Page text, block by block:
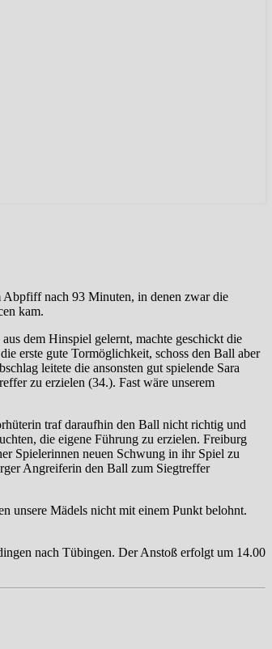
Abpfiff nach 93 Minuten, in denen zwar die
kam.
dem Hinspiel gelernt, machte geschickt die
erste gute Tormöglichkeit, schoss den Ball aber
leitete die ansonsten gut spielende Sara
zu erzielen (34.). Fast wäre unserem
traf daraufhin den Ball nicht richtig und
die eigene Führung zu erzielen. Freiburg
Spielerinnen neuen Schwung in ihr Spiel zu
Angreiferin den Ball zum Siegtreffer
unsere Mädels nicht mit einem Punkt belohnt.
nach Tübingen. Der Anstoß erfolgt um 14.00